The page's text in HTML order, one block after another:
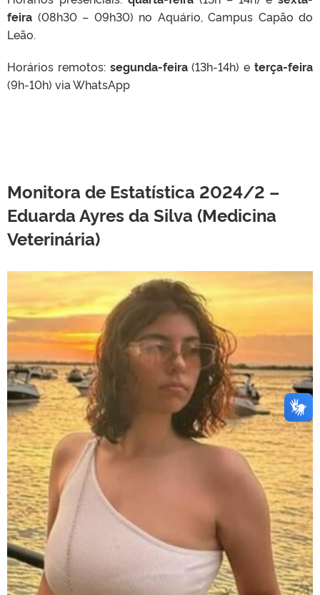
feira (08h30 – 09h30) no Aquário, Campus Capão do
Leão.
Horários remotos: segunda-feira(13h-14h) eterça-feira
(9h-10h) via WhatsApp
Monitora de Estatística 2024/2 –
Eduarda Ayres da Silva (Medicina
Veterinária)